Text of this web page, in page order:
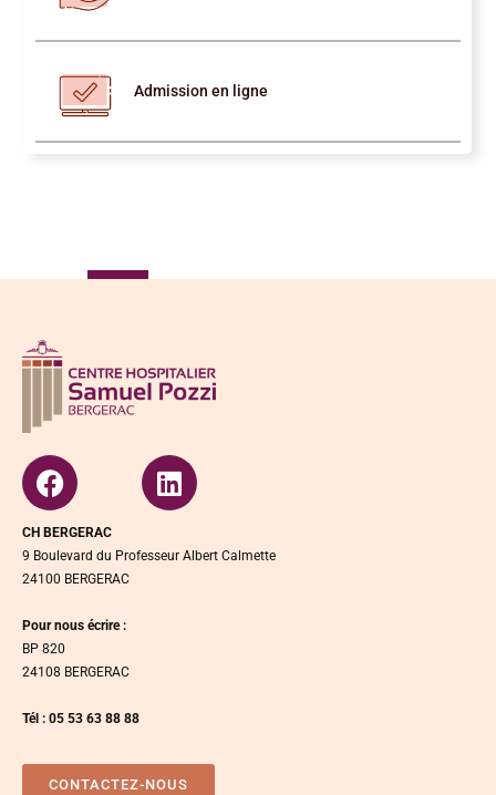
Admission en ligne
CH BERGERAC
9 Boulevard du Professeur Albert Calmette
24100 BERGERAC
Pour nous écrire :
BP 820
24108 BERGERAC
Tél : 05 53 63 88 88
CONTACTEZ-NOUS